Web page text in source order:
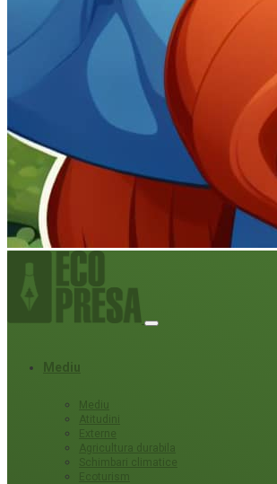
Mediu
Mediu
Atitudini
Externe
Agricultura durabila
Schimbari climatice
Ecoturism